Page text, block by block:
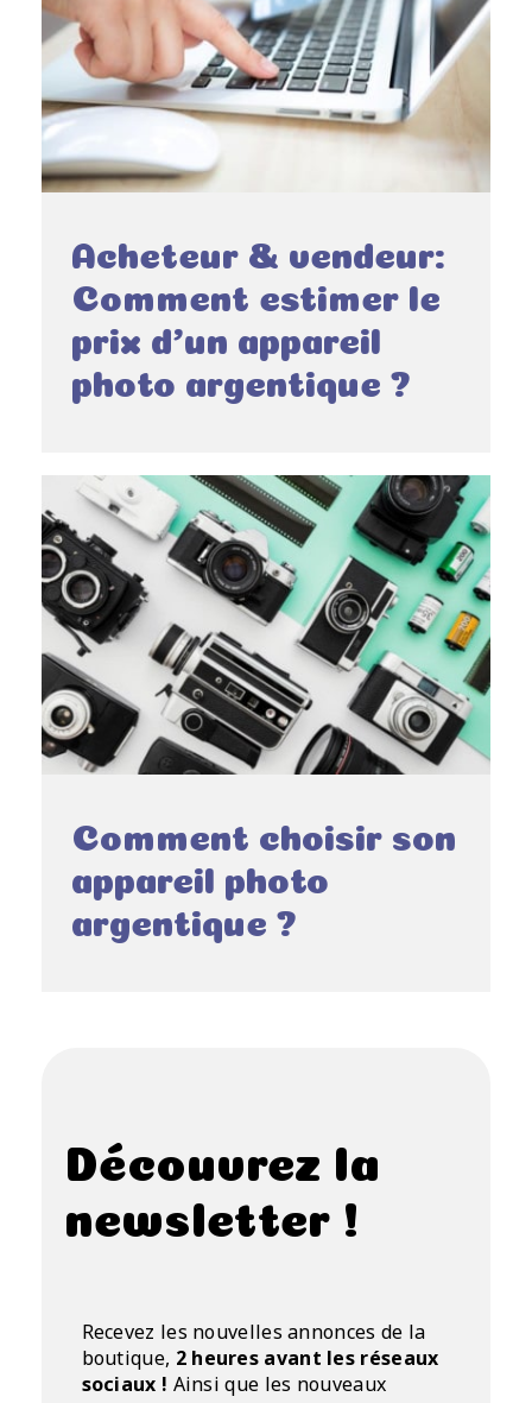
Acheteur & vendeur:
Comment estimer le
prix d’un appareil
photo argentique ?
Comment choisir son
appareil photo
argentique ?
Découvrez la
newsletter !
Recevez les nouvelles annonces de la
boutique, 2 heures avant les réseaux
sociaux ! Ainsi que les nouveaux